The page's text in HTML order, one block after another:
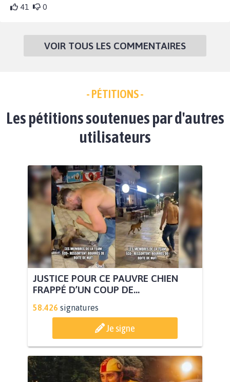
41 0
VOIR TOUS LES COMMENTAIRES
- PÉTITIONS -
Les pétitions soutenues par d'autres
utilisateurs
JUSTICE POUR CE PAUVRE CHIEN
FRAPPÉ D’UN COUP DE...
58.426 signatures
Je signe